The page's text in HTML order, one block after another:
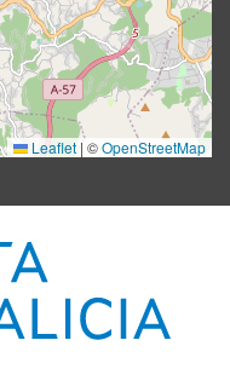
Leaflet | ©OpenStreetMap